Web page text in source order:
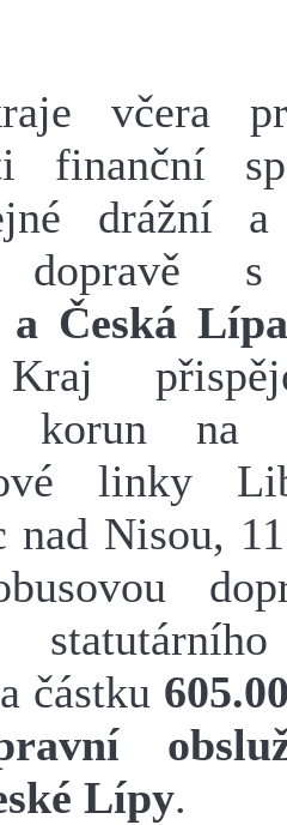
včera
finanční
drážní a
a Česká
korun na
linky
nad Nisou,
částku
Lípy.